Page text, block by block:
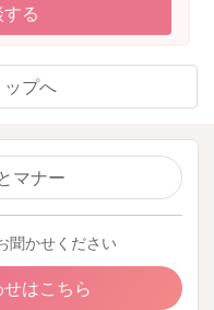
る
ップへ
マナー
聞かせください
はこちら